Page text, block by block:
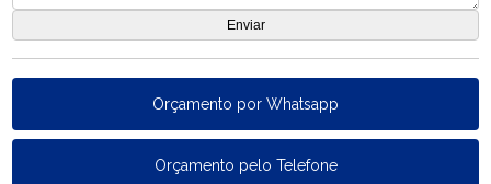
Orçamento por Whatsapp
Orçamento pelo Telefone